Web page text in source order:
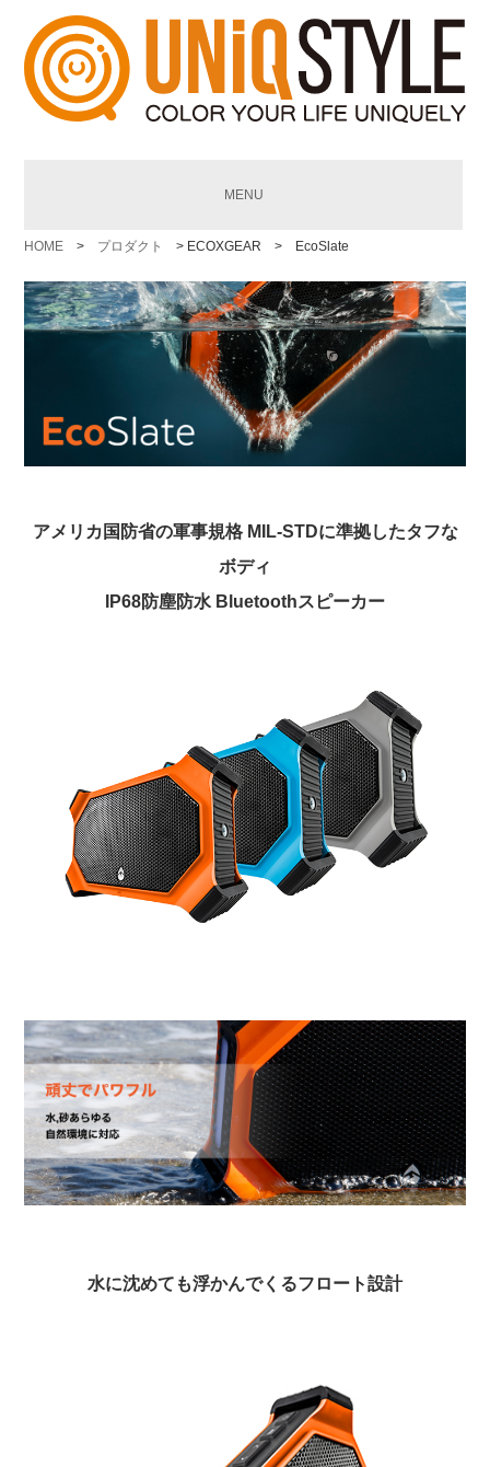
MENU
HOME > プロダクト > ECOXGEAR > EcoSlate
アメリカ国防省の軍事規格 MIL-STDに準拠したタフな
ボディ
IP68防塵防水 Bluetoothスピーカー
水に沈めても浮かんでくるフロート設計